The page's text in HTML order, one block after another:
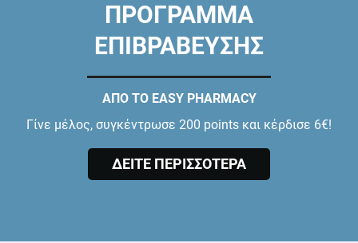
ΠΡΟΓΡΑΜΜΑ
ΕΠΙΒΡΑΒΕΥΣΗΣ
ΑΠΟ ΤΟ EASY PHARMACY
Γίνε μέλος, συγκέντρωσε 200 points και κέρδισε 6€!
ΔΕΙΤΕ ΠΕΡΙΣΣΟΤΕΡΑ